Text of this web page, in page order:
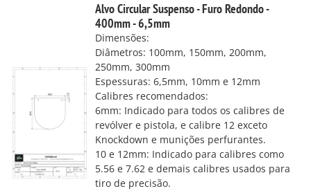
Alvo Circular Suspenso - Furo Redondo -
400mm - 6,5mm
Dimensões:
Diâmetros: 100mm, 150mm, 200mm,
250mm, 300mm
Espessuras: 6,5mm, 10mm e 12mm
Calibres recomendados:
6mm: Indicado para todos os calibres de
revólver e pistola, e calibre 12 exceto
Knockdown e munições perfurantes.
10 e 12mm: Indicado para calibres como
5.56 e 7.62 e demais calibres usados para
tiro de precisão.